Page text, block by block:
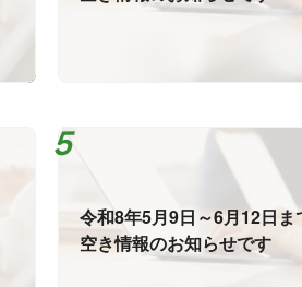
令和8年5月9日～6月12日ま
空き情報のお知らせです